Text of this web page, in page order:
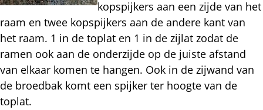
kopspijkers aan een zijde van het
raam en twee kopspijkers aan de andere kant van
het raam. 1 in de toplat en 1 in de zijlat zodat de
ramen ook aan de onderzijde op de juiste afstand
van elkaar komen te hangen. Ook in de zijwand van
de broedbak komt een spijker ter hoogte van de
toplat.